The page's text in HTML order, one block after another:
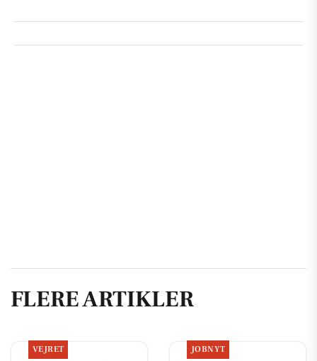
FLERE ARTIKLER
VEJRET JOBNYT